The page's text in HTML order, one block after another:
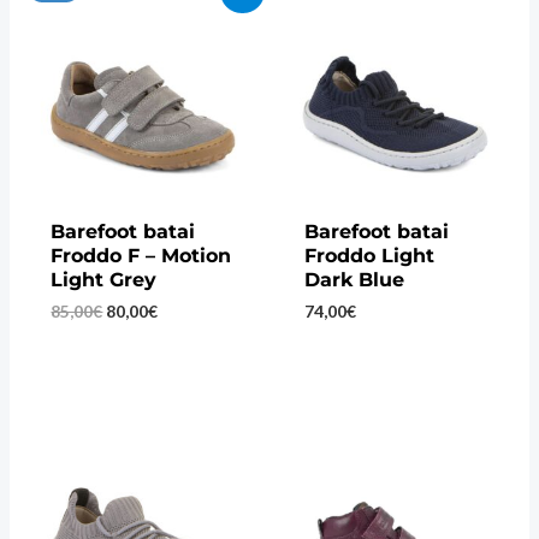
Barefoot batai
Froddo F – Motion
Light Grey
85,00€ Original
80,00€Current
Barefoot batai
Froddo Light
Dark Blue
74,00€